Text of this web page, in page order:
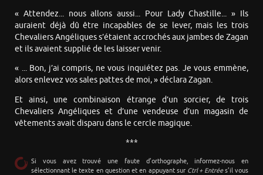
« Attendez... nous allons aussi... Pour Lady Chastille... » Ils
auraient déjà dû être incapables de se lever, mais les trois
Chevaliers Angéliques s’étaient accrochés aux jambes de Zagan
et ils avaient supplié de les laisser venir.
« ... Bon, j’ai compris, ne vous inquiétez pas. Je vous emmène,
alors enlevez vos sales pattes de moi, » déclara Zagan.
Et ainsi, une combinaison étrange d’un sorcier, de trois
Chevaliers Angéliques et d’une vendeuse d’un magasin de
vêtements avait disparu dans le cercle magique.
***
Si vous avez trouvé une faute d’orthographe, informez-nous en
sélectionnant le texte en question et en appuyant sur Ctrl + Entrées’il vous